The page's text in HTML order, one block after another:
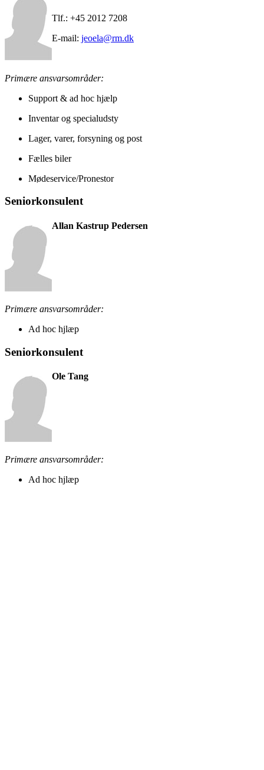
Tlf.: +45 2012 7208
E-mail: jeoela@rm.dk
Primære ansvarsområder:
Support & ad hoc hjælp
Inventar og specialudsty
Lager, varer, forsyning og post
Fælles biler
Mødeservice/Pronestor
Seniorkonsulent
Allan Kastrup Pedersen
Primære ansvarsområder:
Ad hoc hjlæp
Seniorkonsulent
Ole Tang
Primære ansvarsområder:
Ad hoc hjlæp